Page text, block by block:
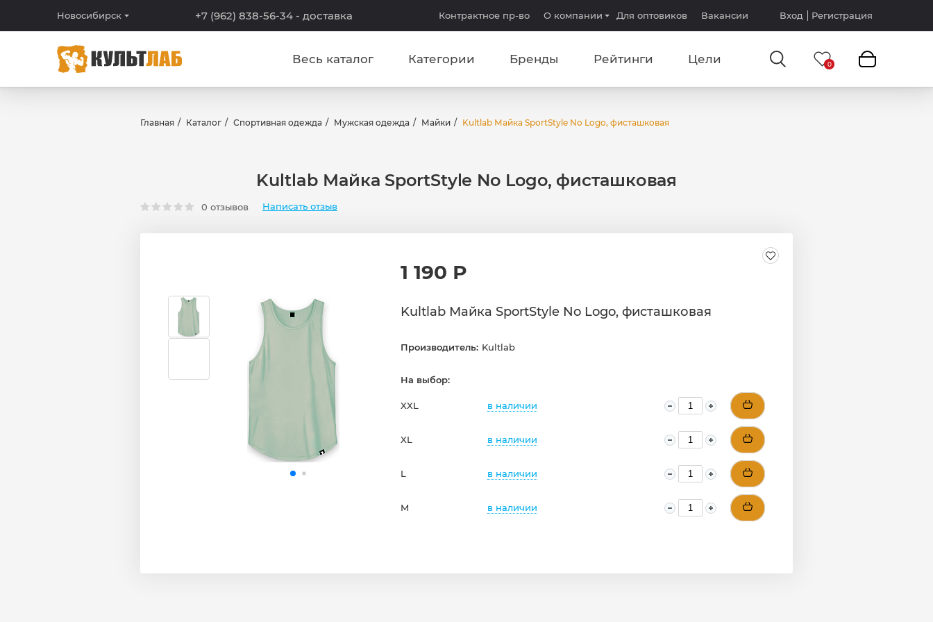
Новосибирск +7 (962) 838-56-34 - доставка Контрактное пр-во О компании Для оптовиков Вакансии Вход Регистрация
Весь каталог Категории Бренды Рейтинги Цели
Главная Каталог Спортивная одежда Мужская одежда Майки Kultlab Майка SportStyle No Logo, фисташковая
Kultlab Майка SportStyle No Logo, фисташковая
0 отзывов Написать отзыв
1 190 Р
Kultlab Майка SportStyle No Logo, фисташковая
Производитель: Kultlab
На выбор:
XXL в наличии
XL в наличии
L в наличии
M в наличии